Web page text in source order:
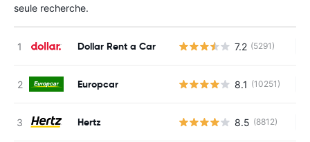
seule recherche.
Dollar Rent a Car 7.2 (5291)
Europcar 8.1 (10251)
Hertz 8.5 (8812)